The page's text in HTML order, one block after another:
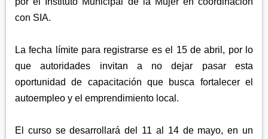
con SIA.
La fecha límite para registrarse es el 15 de abril, por lo
que autoridades invitan a no dejar pasar esta
oportunidad de capacitación que busca fortalecer el
autoempleo y el emprendimiento local.
El curso se desarrollará del 11 al 14 de mayo, en un